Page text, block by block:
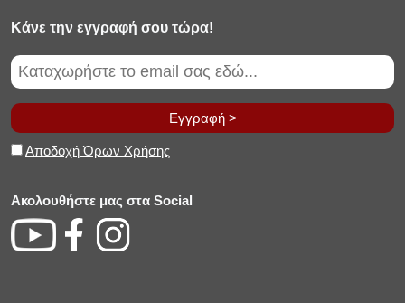
Κάνε την εγγραφή σου τώρα!
Εγγραφή >
Αποδοχή Όρων Χρήσης
Ακολουθήστε μας στα Social